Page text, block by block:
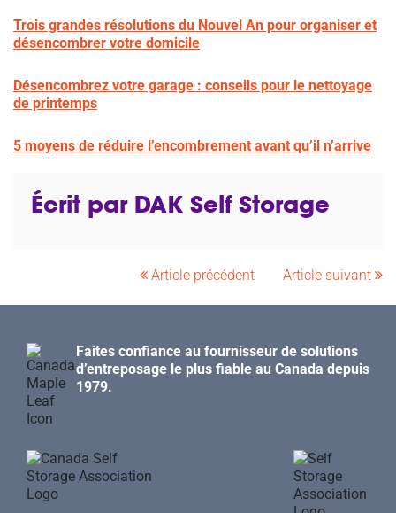
Trois grandes résolutions du Nouvel An pour organiser et
désencombrer votre domicile
Désencombrez votre garage : conseils pour le nettoyage
de printemps
5 moyens de réduire l’encombrement avant qu’il n’arrive
Écrit par DAK Self Storage
Article précédent Article suivant
Faites confiance au fournisseur de solutions
d’entreposage le plus fiable au Canada depuis
1979.